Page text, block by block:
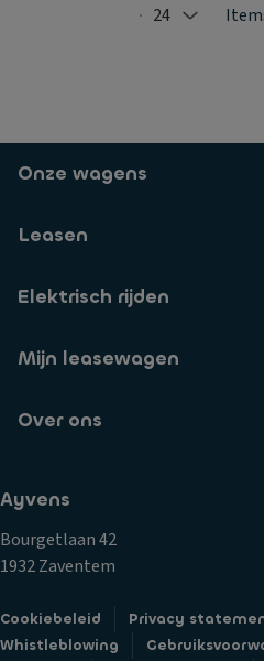
Selected: 24
24
Onze wagens
Leasen
Elektrisch rijden
Mijn leasewagen
Over ons
Ayvens
Bourgetlaan 42
1932 Zaventem
Cookiebeleid Privacy
Whistleblowing